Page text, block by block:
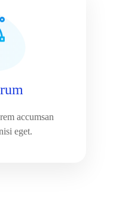
accumsan
eget.